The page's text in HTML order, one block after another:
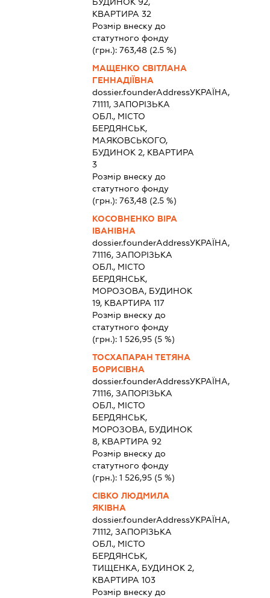
БУДИНОК 92,
КВАРТИРА 32
Розмір внеску до
статутного фонду
(грн.):763,48 (2.5 %)
МАЩЕНКО СВІТЛАНА
ГЕННАДІЇВНА
dossier.founderAddressУКРАЇНА,
71111, ЗАПОРІЗЬКА
ОБЛ., МІСТО
БЕРДЯНСЬК,
МАЯКОВСЬКОГО,
БУДИНОК 2, КВАРТИРА
3
Розмір внеску до
статутного фонду
(грн.):763,48 (2.5 %)
КОСОВНЕНКО ВІРА
ІВАНІВНА
dossier.founderAddressУКРАЇНА,
71116, ЗАПОРІЗЬКА
ОБЛ., МІСТО
БЕРДЯНСЬК,
МОРОЗОВА, БУДИНОК
19, КВАРТИРА 117
Розмір внеску до
статутного фонду
(грн.):1 526,95 (5 %)
ТОСХАПАРАН ТЕТЯНА
БОРИСІВНА
dossier.founderAddressУКРАЇНА,
71116, ЗАПОРІЗЬКА
ОБЛ., МІСТО
БЕРДЯНСЬК,
МОРОЗОВА, БУДИНОК
8, КВАРТИРА 92
Розмір внеску до
статутного фонду
(грн.):1 526,95 (5 %)
СІВКО ЛЮДМИЛА
ЯКІВНА
dossier.founderAddressУКРАЇНА,
71112, ЗАПОРІЗЬКА
ОБЛ., МІСТО
БЕРДЯНСЬК,
ТИЩЕНКА, БУДИНОК 2,
КВАРТИРА 103
Розмір внеску до